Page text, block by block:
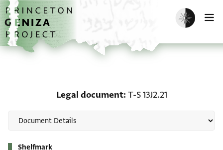
Skip to main content
home
Enable dark
Legal document T-S 13J2.21
Shelfmark